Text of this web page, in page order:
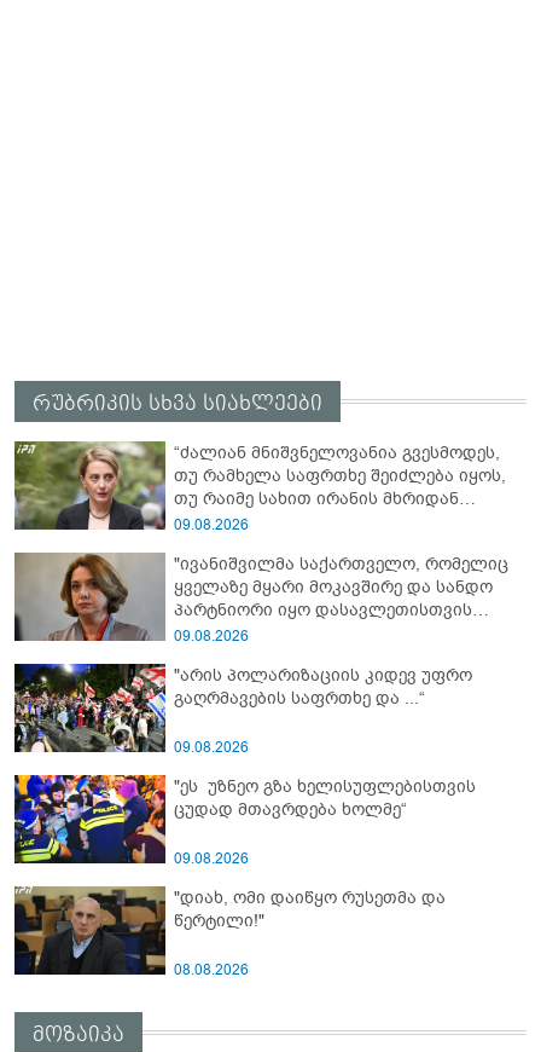
რუბრიკის სხვა სიახლეები
“ძალიან მნიშვნელოვანია გვესმოდეს,
თუ რამხელა საფრთხე შეიძლება იყოს,
თუ რაიმე სახით ირანის მხრიდან
ფინანსური ინსტიტუტები აძლიერებს
ანტიეროვნული ხელისუფლების
ფინანსურ სტაბილურობას“ - ხატია
დეკანოიძე
09.08.2026
"ივანიშვილმა საქართველო, რომელიც
ყველაზე მყარი მოკავშირე და სანდო
პარტნიორი იყო დასავლეთისთვის
რეგიონში, რუსეთის და ირანის
სამრეცხაოდ აქცია"
09.08.2026
"არის პოლარიზაციის კიდევ უფრო
გაღრმავების საფრთხე და ...“
09.08.2026
"ეს უზნეო გზა ხელისუფლებისთვის
ცუდად მთავრდება ხოლმე“
09.08.2026
"დიახ, ომი დაიწყო რუსეთმა და
წერტილი!"
08.08.2026
მოზაიკა